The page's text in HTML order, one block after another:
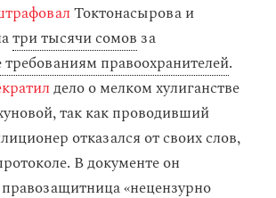
Токтонасырова и
три тысячи сомов за
правоохранителей.
дело о мелком хулиганстве
так как проводивший
отказался от своих слов,
В документе он
«нецензурно